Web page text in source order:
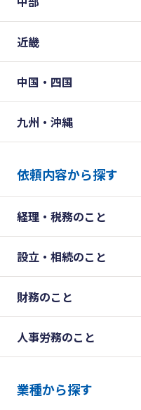
近畿
中国・四国
九州・沖縄
依頼内容から探す
経理・税務のこと
設立・相続のこと
財務のこと
人事労務のこと
業種から探す